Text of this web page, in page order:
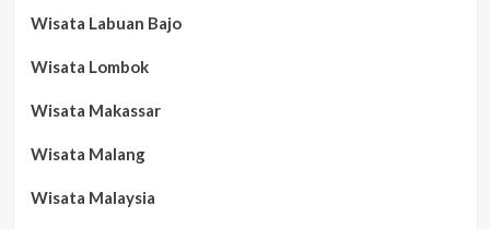
Wisata Labuan Bajo
Wisata Lombok
Wisata Makassar
Wisata Malang
Wisata Malaysia